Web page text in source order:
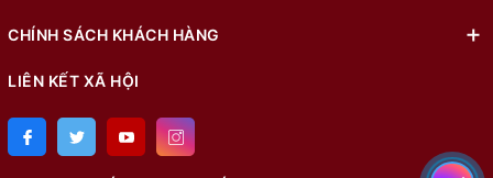
CHÍNH SÁCH KHÁCH HÀNG
LIÊN KẾT XÃ HỘI